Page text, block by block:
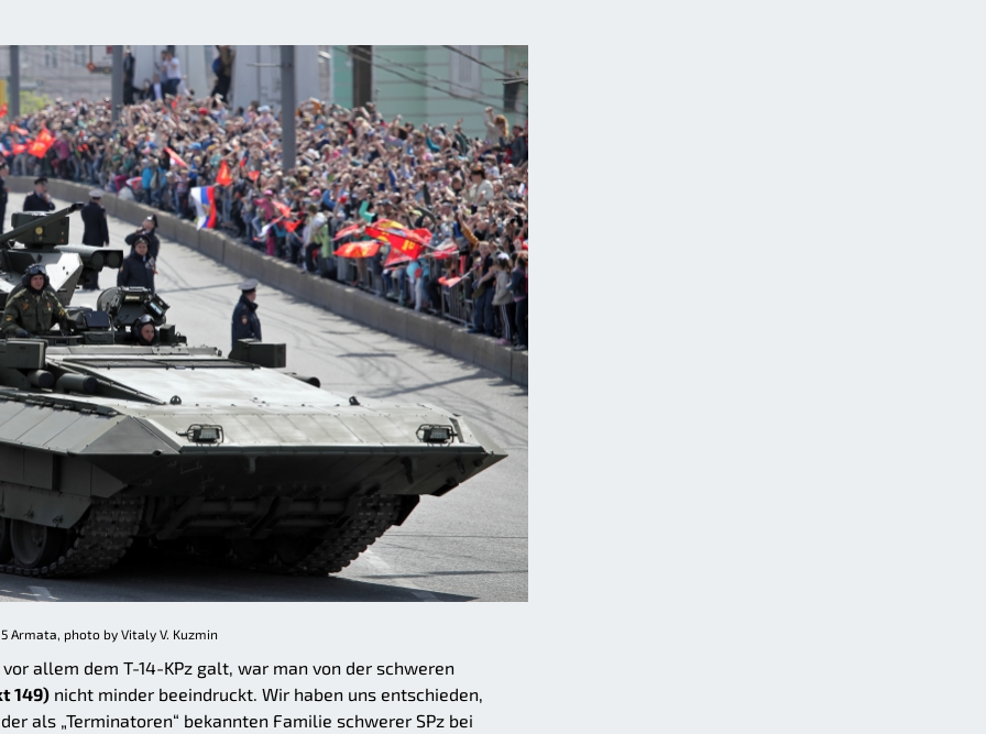
Armata, photo by Vitaly V. Kuzmin
allem dem T-14-KPz galt, war man von der schweren
149) nicht minder beeindruckt. Wir haben uns entschieden,
als „Terminatoren“ bekannten Familie schwerer SPz bei